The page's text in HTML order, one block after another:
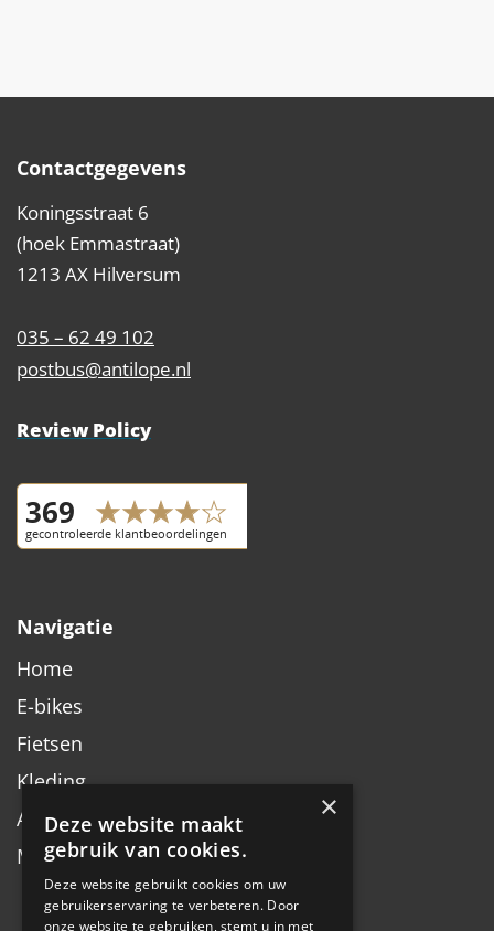
Contactgegevens
Koningsstraat 6
(hoek Emmastraat)
1213 AX Hilversum
035 – 62 49 102
postbus@antilope.nl
Review Policy
Navigatie
Home
E-bikes
Fietsen
Kleding
Accessoires
Merken
×
Deze website maakt
gebruik van cookies.
Deze website gebruikt cookies om uw
gebruikerservaring te verbeteren. Door
onze website te gebruiken, stemt u in met